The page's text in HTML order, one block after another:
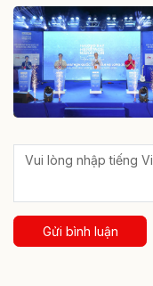
Gửi bình luận